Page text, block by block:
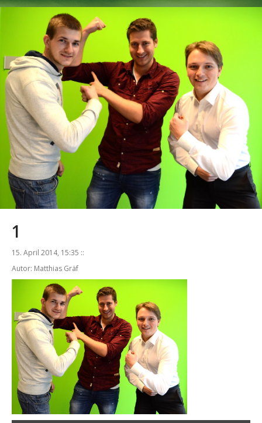
1
15. April 2014, 15:35 ::
Autor: Matthias Gräf